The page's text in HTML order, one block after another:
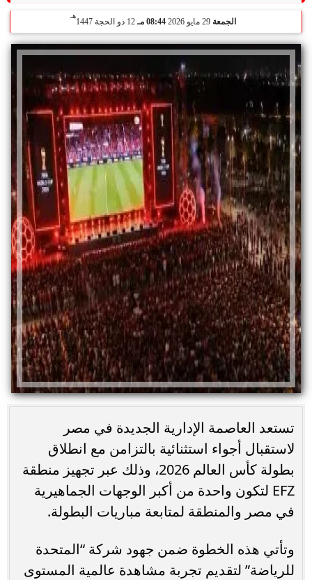
الجمعة 08:44 مـ 12 ذو الحجة 1447
هـ
تستعد العاصمة الإدارية الجديدة في مصر
لاستقبال أجواء استثنائية بالتزامن مع انطلاق
بطولة كأس العالم 2026، وذلك عبر تجهيز منطقة
EFZ لتكون واحدة من أكبر الوجهات الجماهيرية
في مصر والمنطقة لمتابعة مباريات البطولة.
وتأتي هذه الخطوة ضمن جهود شركة “المتحدة
للرياضة” لتقديم تجربة مشاهدة عالمية المستوى